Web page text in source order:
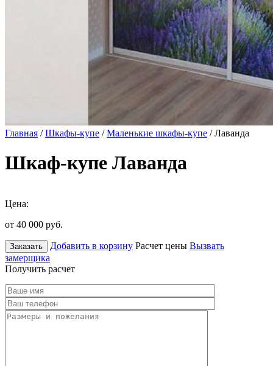
Главная /Шкафы-купе /Маленькие шкафы-купе / Лаванда
Шкаф-купе Лаванда
Цена:
от 40 000 руб.
Заказать Добавить в корзину Расчет цены Вызвать
замерщика
Получить расчет